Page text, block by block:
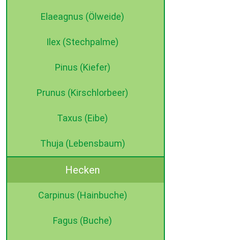
Elaeagnus (Ölweide)
Ilex (Stechpalme)
Pinus (Kiefer)
Prunus (Kirschlorbeer)
Taxus (Eibe)
Thuja (Lebensbaum)
Hecken
Carpinus (Hainbuche)
Fagus (Buche)